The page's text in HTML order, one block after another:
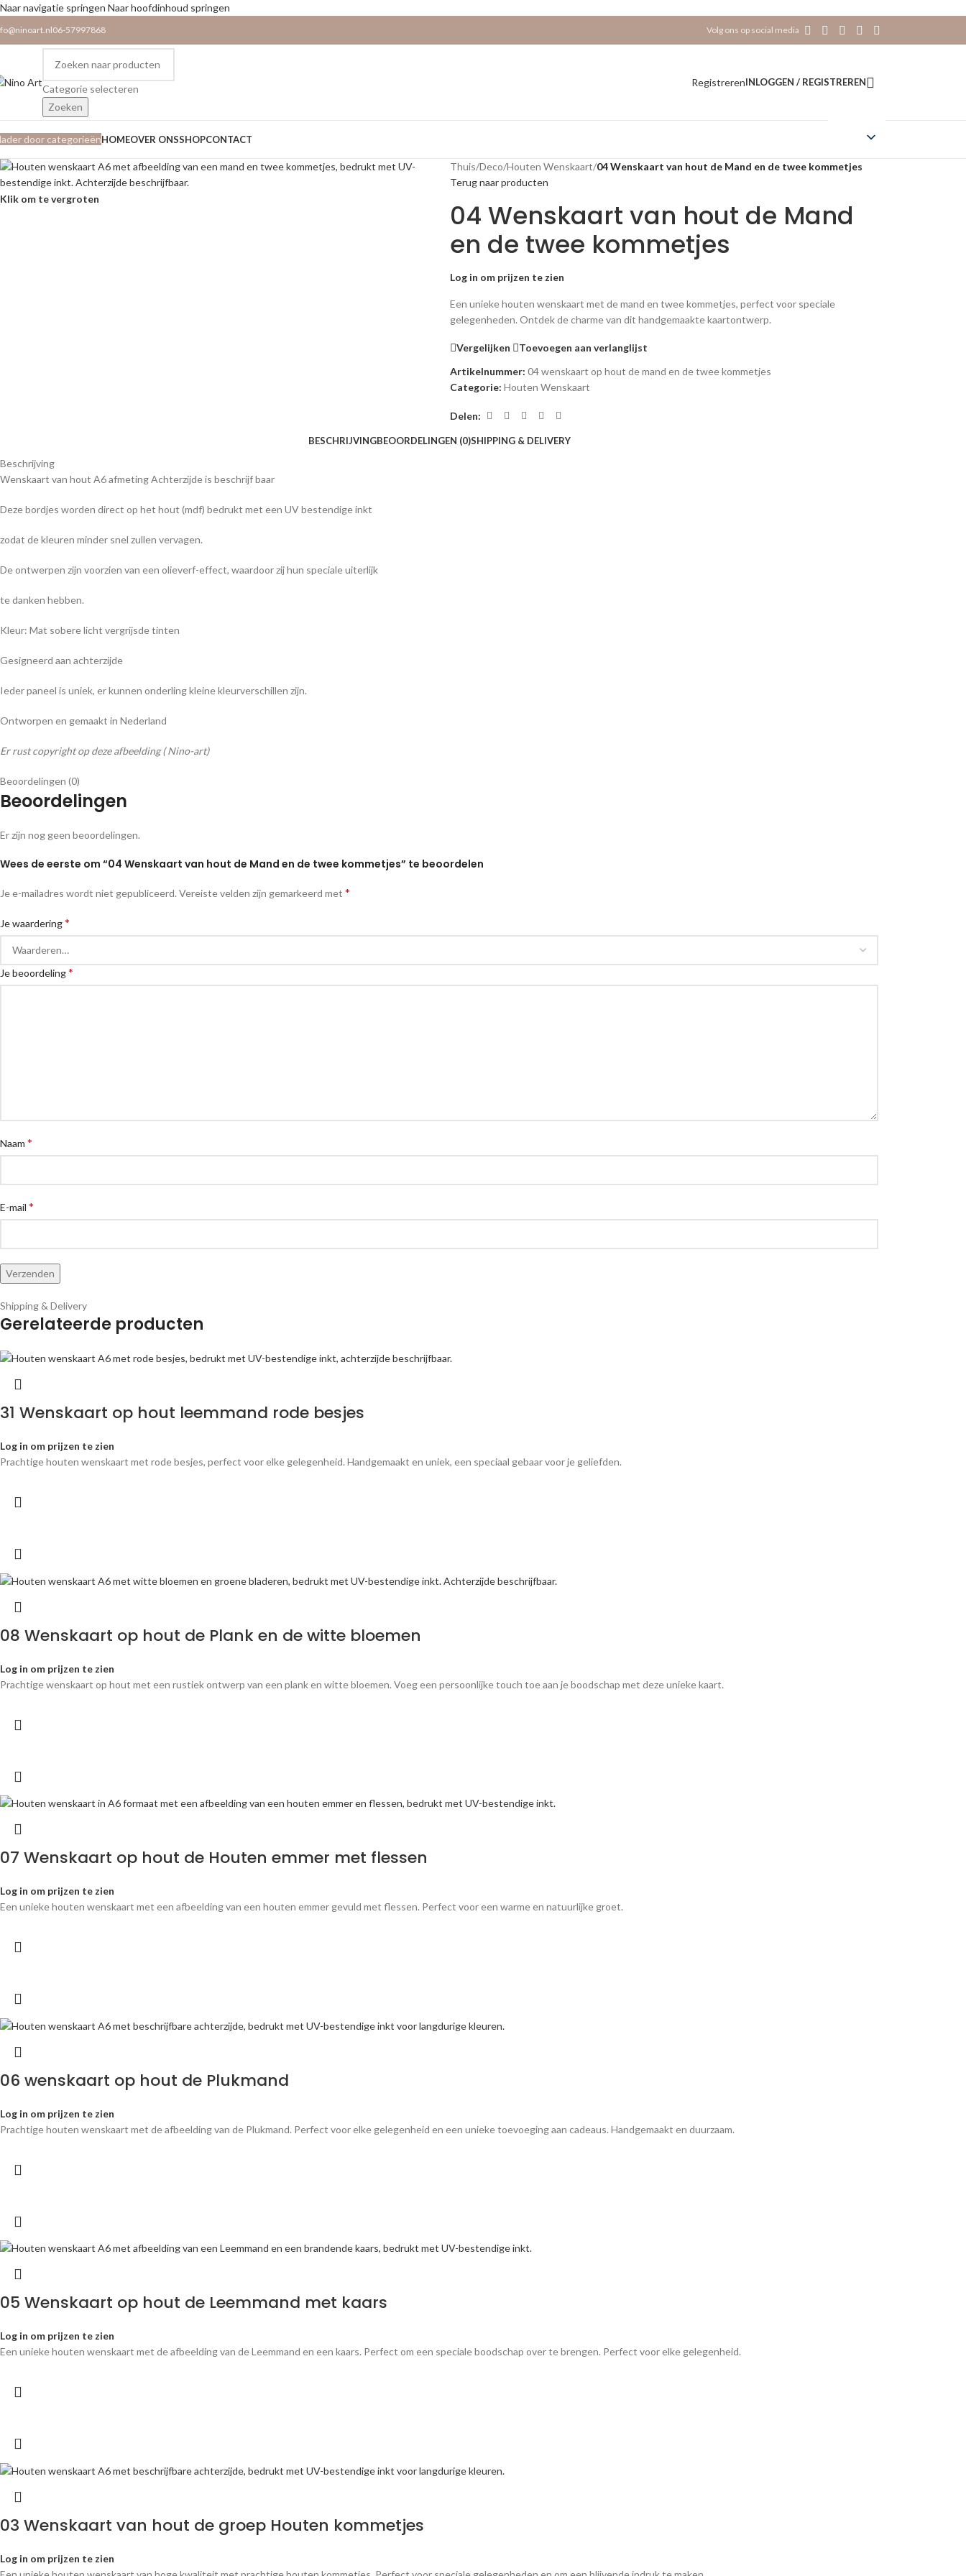
Naar navigatie springen Naar hoofdinhoud springen
06-57997868 Volg ons op social media
Categorie selecteren
Zoeken
RegistrerenINLOGGEN / REGISTREREN
door categorieënHOMEOVER ONSSHOPCONTACT
Klik om te vergroten
Thuis/Deco/Houten Wenskaart/04 Wenskaart van hout de Mand en de twee kommetjes
Terug naar producten
04 Wenskaart van hout de Mand
en de twee kommetjes
Log in om prijzen te zien
Een unieke houten wenskaart met de mand en twee kommetjes, perfect voor speciale
gelegenheden. Ontdek de charme van dit handgemaakte kaartontwerp.
Vergelijken
Toevoegen aan verlanglijst
Artikelnummer: 04 wenskaart op hout de mand en de twee kommetjes
Categorie: Houten Wenskaart
Delen:
BESCHRIJVINGBEOORDELINGEN (0)SHIPPING & DELIVERY
Beschrijving
Wenskaart van hout A6 afmeting Achterzijde is beschrijf baar
Deze bordjes worden direct op het hout (mdf) bedrukt met een UV bestendige inkt
zodat de kleuren minder snel zullen vervagen.
De ontwerpen zijn voorzien van een olieverf-effect, waardoor zij hun speciale uiterlijk
te danken hebben.
Kleur: Mat sobere licht vergrijsde tinten
Gesigneerd aan achterzijde
Ieder paneel is uniek, er kunnen onderling kleine kleurverschillen zijn.
Ontworpen en gemaakt in Nederland
Er rust copyright op deze afbeelding ( Nino-art)
Beoordelingen (0)
Beoordelingen
Er zijn nog geen beoordelingen.
Wees de eerste om “04 Wenskaart van hout de Mand en de twee kommetjes” te beoordelen
Je e-mailadres wordt niet gepubliceerd. Vereiste velden zijn gemarkeerd met *
Je waardering*
Je beoordeling*
Naam *
E-mail *
Shipping & Delivery
Gerelateerde producten
31 Wenskaart op hout leemmand rode besjes
Log in om prijzen te zien
Prachtige houten wenskaart met rode besjes, perfect voor elke gelegenheid. Handgemaakt en uniek, een speciaal gebaar voor je geliefden.
08 Wenskaart op hout de Plank en de witte bloemen
Log in om prijzen te zien
Prachtige wenskaart op hout met een rustiek ontwerp van een plank en witte bloemen. Voeg een persoonlijke touch toe aan je boodschap met deze unieke kaart.
07 Wenskaart op hout de Houten emmer met flessen
Log in om prijzen te zien
Een unieke houten wenskaart met een afbeelding van een houten emmer gevuld met flessen. Perfect voor een warme en natuurlijke groet.
06 wenskaart op hout de Plukmand
Log in om prijzen te zien
Prachtige houten wenskaart met de afbeelding van de Plukmand. Perfect voor elke gelegenheid en een unieke toevoeging aan cadeaus. Handgemaakt en duurzaam.
05 Wenskaart op hout de Leemmand met kaars
Log in om prijzen te zien
Een unieke houten wenskaart met de afbeelding van de Leemmand en een kaars. Perfect om een speciale boodschap over te brengen. Perfect voor elke gelegenheid.
03 Wenskaart van hout de groep Houten kommetjes
Log in om prijzen te zien